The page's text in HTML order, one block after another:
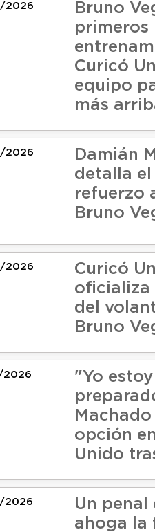
2026
Bruno
primeros
Curicó
equipo
más
2026
Damián
detalla el
refuerzo
Bruno
2026
Curicó
oficializa
del
Bruno
"Yo estoy
opción
Unido
Un penal
ahoga la